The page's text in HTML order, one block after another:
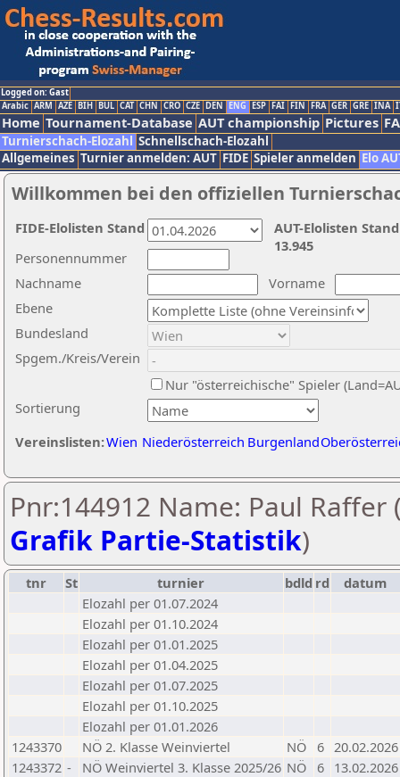
Logged on: Gast
Arabic ARM AZE BIH BUL CAT CHN CRO CZE DEN ENG ESP FAI FIN FRA GER GRE INA
Home Tournament-Database AUT championship Pictures
Turnierschach-Elozahl Schnellschach-Elozahl
Allgemeines Turnier anmelden: AUT FIDE Spieler anmelden Elo
Willkommen bei den offiziellen
Nachname
Vorname
Ebene
Sortierung
Personennummer
Bundesland
Spgem./Kreis/Verein
Nur "österreichische" Spieler
Vereinslisten:Wien Niederösterreich Burgenland
AUT-Elolisten
13.945
FIDE-Elolisten Stand
Pnr:144912 Name: Paul Raffer
Grafik Partie-Statistik)
tnr St turnier bdld rd
datum
Elozahl per 01.07.2024
Elozahl per 01.10.2024
Elozahl per 01.01.2025
Elozahl per 01.04.2025
Elozahl per 01.07.2025
Elozahl per 01.10.2025
Elozahl per 01.01.2026
1243370
NÖ 2. Klasse Weinviertel NÖ 6 20.02.2026
1243372 - NÖ Weinviertel 3. Klasse 2025/26 NÖ 6 13.02.2026